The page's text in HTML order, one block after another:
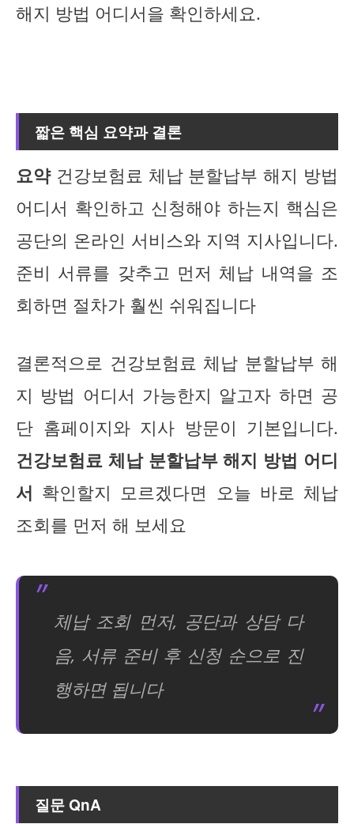
해지 방법 어디서을 확인하세요.
짧은 핵심 요약과 결론
요약건강보험료 체납 분할납부 해지 방법
어디서 확인하고 신청해야 하는지 핵심은
공단의 온라인 서비스와 지역 지사입니다.
준비 서류를 갖추고 먼저 체납 내역을 조
회하면 절차가 훨씬 쉬워집니다
결론적으로 건강보험료 체납 분할납부 해
지 방법 어디서 가능한지 알고자 하면 공
단 홈페이지와 지사 방문이 기본입니다.
건강보험료 체납 분할납부 해지 방법 어디
서 확인할지 모르겠다면 오늘 바로 체납
조회를 먼저 해 보세요
체납 조회 먼저, 공단과 상담 다
음, 서류 준비 후 신청 순으로 진
행하면 됩니다
질문 QnA